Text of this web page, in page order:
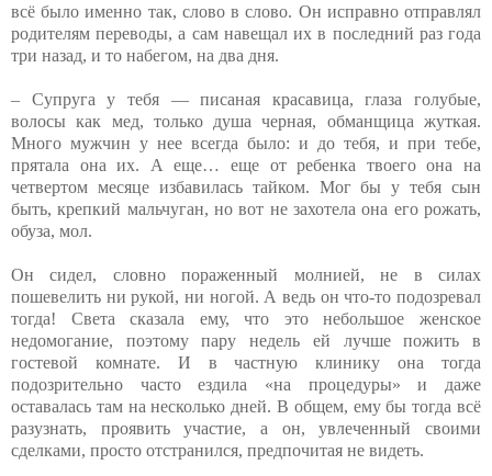
всё было именно так, слово в слово. Он исправно отправлял
родителям переводы, а сам навещал их в последний раз года
три назад, и то набегом, на два дня.
– Супруга у тебя — писаная красавица, глаза голубые,
волосы как мед, только душа черная, обманщица жуткая.
Много мужчин у нее всегда было: и до тебя, и при тебе,
прятала она их. А еще… еще от ребенка твоего она на
четвертом месяце избавилась тайком. Мог бы у тебя сын
быть, крепкий мальчуган, но вот не захотела она его рожать,
обуза, мол.
Он сидел, словно пораженный молнией, не в силах
пошевелить ни рукой, ни ногой. А ведь он что-то подозревал
тогда! Света сказала ему, что это небольшое женское
недомогание, поэтому пару недель ей лучше пожить в
гостевой комнате. И в частную клинику она тогда
подозрительно часто ездила «на процедуры» и даже
оставалась там на несколько дней. В общем, ему бы тогда всё
разузнать, проявить участие, а он, увлеченный своими
сделками, просто отстранился, предпочитая не видеть.